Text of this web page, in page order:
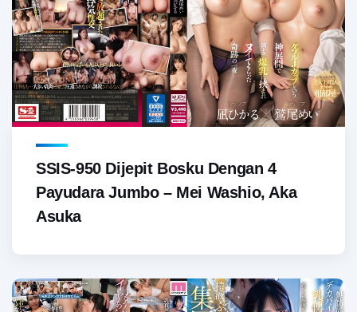
SSIS-950 Dijepit Bosku Dengan 4
Payudara Jumbo – Mei Washio, Aka
Asuka